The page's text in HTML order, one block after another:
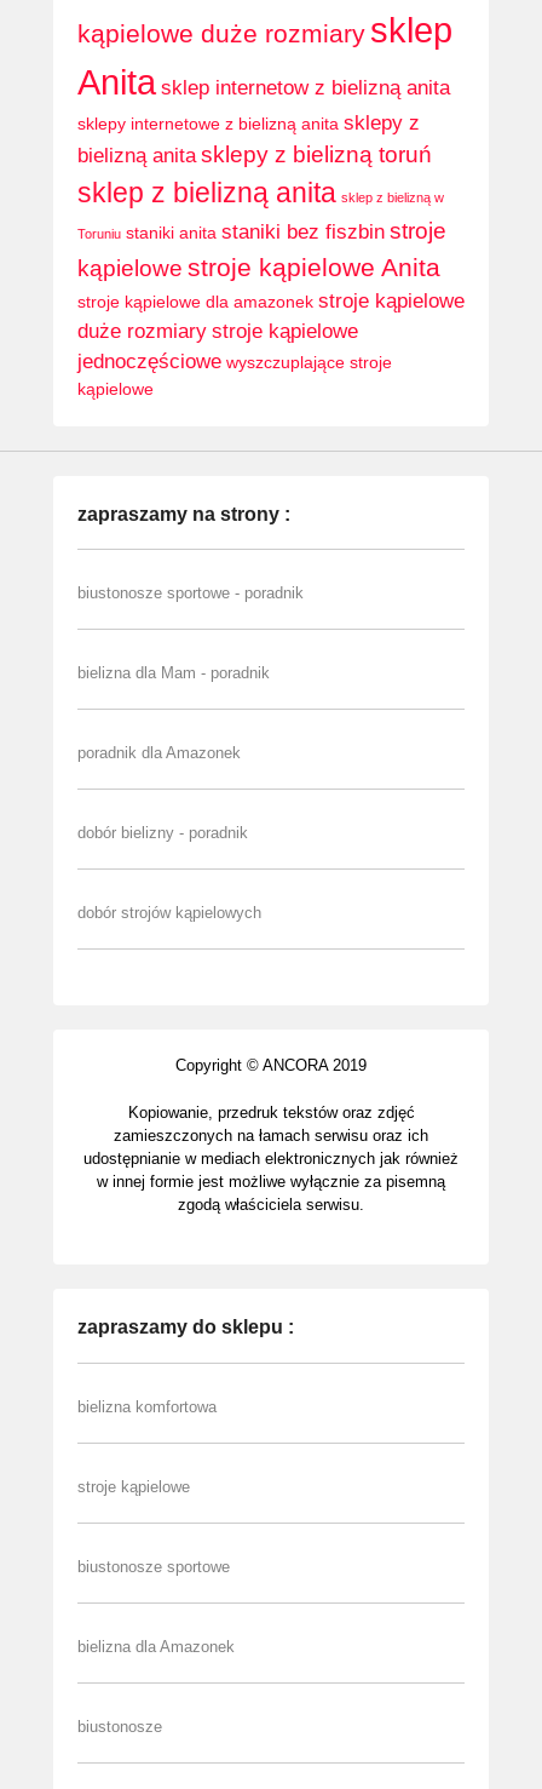
kąpielowe duże rozmiary sklep
Anita sklep internetow z bielizną anita
sklepy internetowe z bielizną anita sklepy z
bielizną anita sklepy z bielizną toruń
sklep z bielizną anita sklep z bielizną w
Toruniu staniki anita staniki bez fiszbin stroje
kąpielowe stroje kąpielowe Anita
stroje kąpielowe dla amazonek stroje kąpielowe
duże rozmiary stroje kąpielowe
jednoczęściowe wyszczuplające stroje
kąpielowe
zapraszamy na strony :
biustonosze sportowe - poradnik
bielizna dla Mam - poradnik
poradnik dla Amazonek
dobór bielizny - poradnik
dobór strojów kąpielowych
Copyright © ANCORA 2019
Kopiowanie, przedruk tekstów oraz zdjęć
zamieszczonych na łamach serwisu oraz ich
udostępnianie w mediach elektronicznych jak również
w innej formie jest możliwe wyłącznie za pisemną
zgodą właściciela serwisu.
zapraszamy do sklepu :
bielizna komfortowa
stroje kąpielowe
biustonosze sportowe
bielizna dla Amazonek
biustonosze